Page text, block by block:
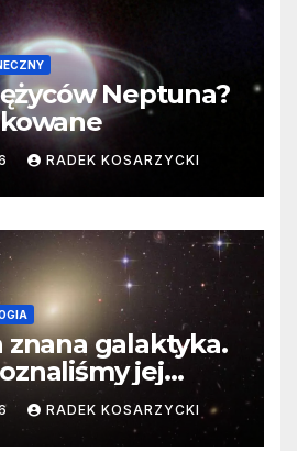
Neptuna?
RADEK KOSARZYCKI
znana galaktyka.
jej
RADEK KOSARZYCKI